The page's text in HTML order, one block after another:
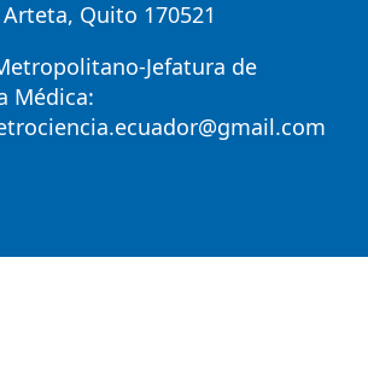
Quito 170521
Jefatura de
Médica: